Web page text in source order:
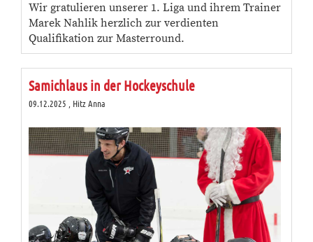
Wir gratulieren unserer 1. Liga und ihrem Trainer
Marek Nahlik herzlich zur verdienten
Qualifikation zur Masterround.
Samichlaus in der Hockeyschule
09.12.2025 , Hitz Anna